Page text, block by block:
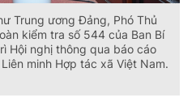
Trung ương Đảng, Phó Thủ
kiểm tra số 544 của Ban Bí
Hội nghị thông qua báo cáo
minh Hợp tác xã Việt Nam.